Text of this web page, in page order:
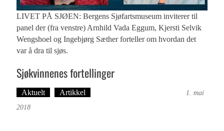
LIVET PÅ SJØEN: Bergens Sjøfartsmuseum inviterer til
panel der (fra venstre) Arnhild Vada Eggum, Kjersti Selvik
Wengshoel og Ingebjørg Sæther forteller om hvordan det
var å dra til sjøs.
Sjøkvinnenes fortellinger
Aktuelt Artikkel
1. mai
2018